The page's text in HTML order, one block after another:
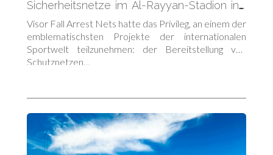
Sicherheitsnetze im Al-Rayyan-Stadion in
Katar
Visor Fall Arrest Nets hatte das Privileg, an einem der
emblematischsten Projekte der internationalen
Sportwelt teilzunehmen: der Bereitstellung von
Schutznetzen…